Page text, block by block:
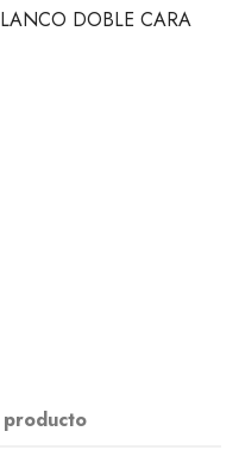
DOBLE CARA